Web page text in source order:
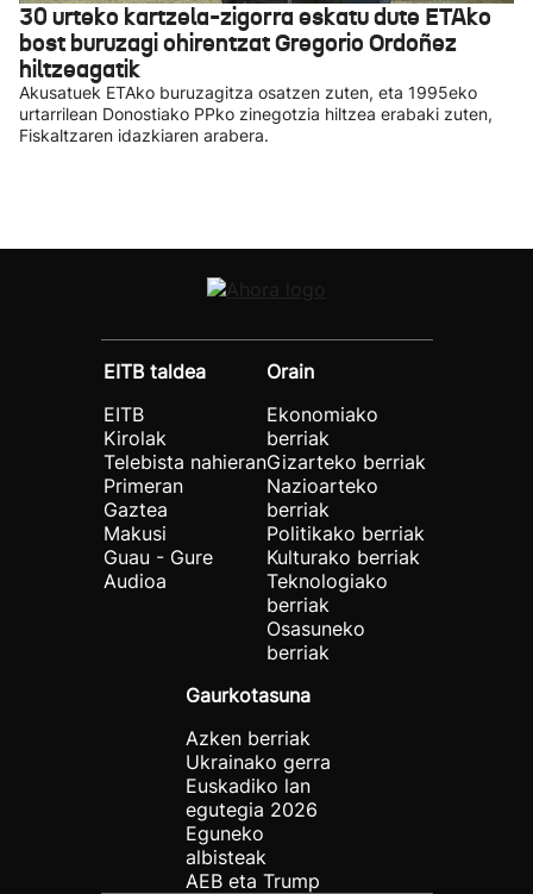
30 urteko kartzela-zigorra eskatu dute ETAko
bost buruzagi ohirentzat Gregorio Ordoñez
hiltzeagatik
Akusatuek ETAko buruzagitza osatzen zuten, eta 1995eko
urtarrilean Donostiako PPko zinegotzia hiltzea erabaki zuten,
Fiskaltzaren idazkiaren arabera.
EITB taldea
EITB
Kirolak
Telebista nahieran
Primeran
Gaztea
Makusi
Guau - Gure
Audioa
Orain
Ekonomiako
berriak
Gizarteko berriak
Nazioarteko
berriak
Politikako berriak
Kulturako berriak
Teknologiako
berriak
Osasuneko
berriak
Gaurkotasuna
Azken berriak
Ukrainako gerra
Euskadiko lan
egutegia 2026
Eguneko
albisteak
AEB eta Trump